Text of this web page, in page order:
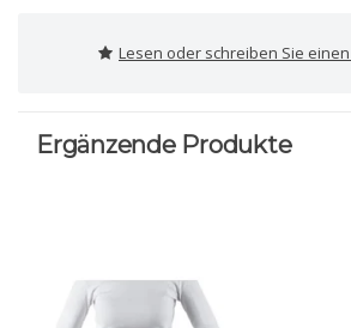
Lesen oder schreiben Sie
Ergänzende Produkte